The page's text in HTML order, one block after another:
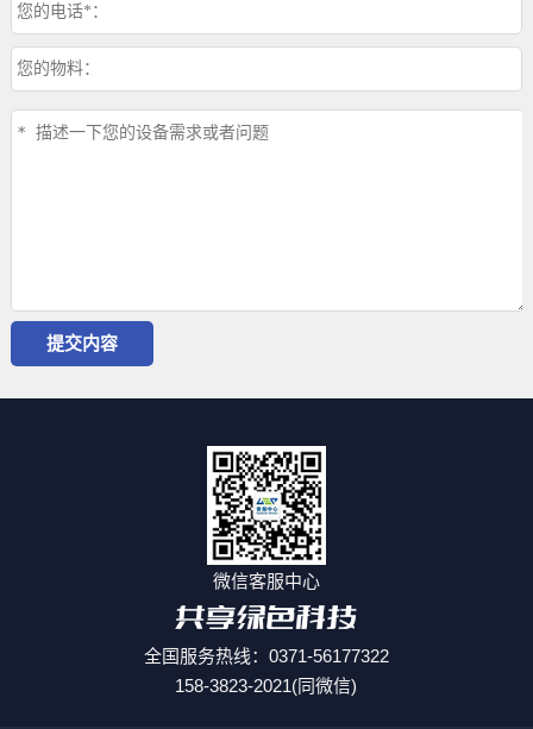
微信客服中心
全国服务热线：0371-56177322
158-3823-2021(同微信)